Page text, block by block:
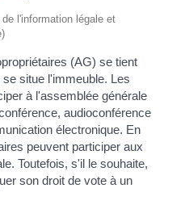
l'information légale et
(AG) se tient
situe l'immeuble. Les
à l'assemblée générale
audioconférence
électronique. En
peuvent participer aux
Toutefois, s'il le souhaite,
son droit de vote à un